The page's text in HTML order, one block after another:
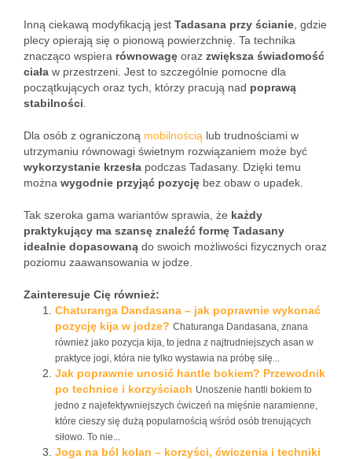
Inną ciekawą modyfikacją jest Tadasana przy ścianie , gdzie
plecy opierają się o pionową powierzchnię. Ta technika
znacząco wspiera równowagę oraz zwiększa świadomość
ciała w przestrzeni. Jest to szczególnie pomocne dla
początkujących oraz tych, którzy pracują nad poprawą
stabilności
Dla osób z ograniczoną mobilnością lub trudnościami w
utrzymaniu równowagi świetnym rozwiązaniem może być
wykorzystanie krzesła podczas Tadasany. Dzięki temu
można wygodnie przyjąć pozycję bez obaw o upadek.
Tak szeroka gama wariantów sprawia, że każdy
praktykujący ma szansę znaleźć formę Tadasany
idealnie dopasowaną do swoich możliwości fizycznych oraz
poziomu zaawansowania w jodze.
Zainteresuje Cię również:
Chaturanga Dandasana – jak poprawnie wykonać
pozycję kija w jodze? Chaturanga Dandasana, znana
również jako pozycja kija, to jedna z najtrudniejszych asan w
praktyce jogi, która nie tylko wystawia na próbę siłę...
Jak poprawnie unosić hantle bokiem? Przewodnik
po technice i korzyściach Unoszenie hantli bokiem to
jedno z najefektywniejszych ćwiczeń na mięśnie naramienne,
które cieszy się dużą popularnością wśród osób trenujących
siłowo. To nie...
Joga na ból kolan – korzyści, ćwiczenia i techniki